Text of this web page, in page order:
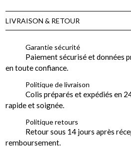
LIVRAISON & RETOUR
Garantie sécurité
Paiement sécurisé et données
en toute confiance.
Politique de livraison
Colis préparés et expédiés en
rapide et soignée.
Politique retours
Retour sous 14 jours après
remboursement.